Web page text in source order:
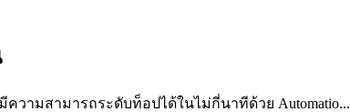
วามสามารถระดับท็อปได้ในไม่กี่นาทีด้วย Automatio...